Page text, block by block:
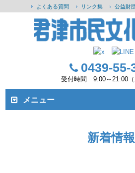
よくある質問 リンク集 公益財
0439-55-
受付時間 9:00～21:00（
メニュー
新着情報